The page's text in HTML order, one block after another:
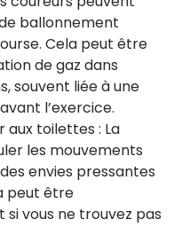
ballonnement
Cela peut être
de gaz dans
souvent liée à une
l’exercice.
aux toilettes : La
les mouvements
envies pressantes
peut être
vous ne trouvez pas